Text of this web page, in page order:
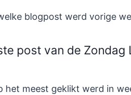
blogpost werd vorige
post van de
het meest geklikt werd in